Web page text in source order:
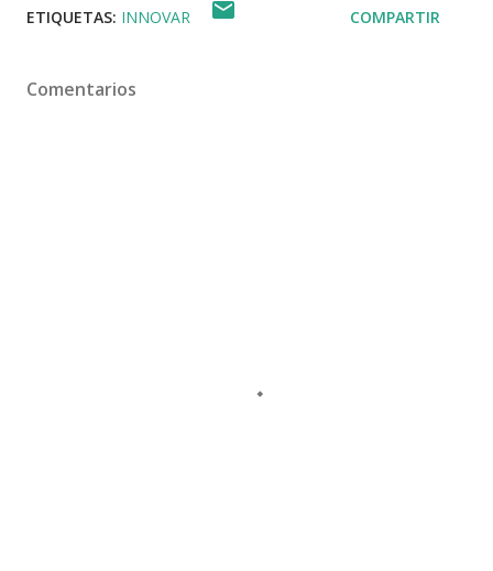
ETIQUETAS: INNOVAR COMPARTIR
Comentarios